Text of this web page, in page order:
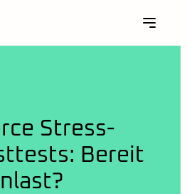
Stress-
Bereit